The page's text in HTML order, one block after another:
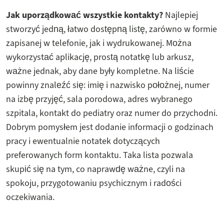
Jak uporządkować wszystkie kontakty? Najlepiej
stworzyć jedną, łatwo dostępną listę, zarówno w formie
zapisanej w telefonie, jak i wydrukowanej. Można
wykorzystać aplikację, prostą notatkę lub arkusz,
ważne jednak, aby dane były kompletne. Na liście
powinny znaleźć się: imię i nazwisko położnej, numer
na izbę przyjęć, sala porodowa, adres wybranego
szpitala, kontakt do pediatry oraz numer do przychodni.
Dobrym pomysłem jest dodanie informacji o godzinach
pracy i ewentualnie notatek dotyczących
preferowanych form kontaktu. Taka lista pozwala
skupić się na tym, co naprawdę ważne, czyli na
spokoju, przygotowaniu psychicznym i radości
oczekiwania.